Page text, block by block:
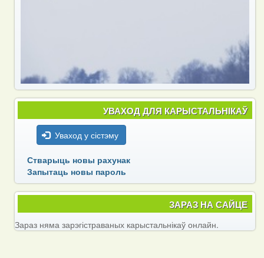
УВАХОД ДЛЯ КАРЫСТАЛЬНІКАЎ
Уваход у сістэму
Стварыць новы рахунак
Запытаць новы пароль
ЗАРАЗ НА САЙЦЕ
Зараз няма зарэгістраваных карыстальнікаў онлайн.